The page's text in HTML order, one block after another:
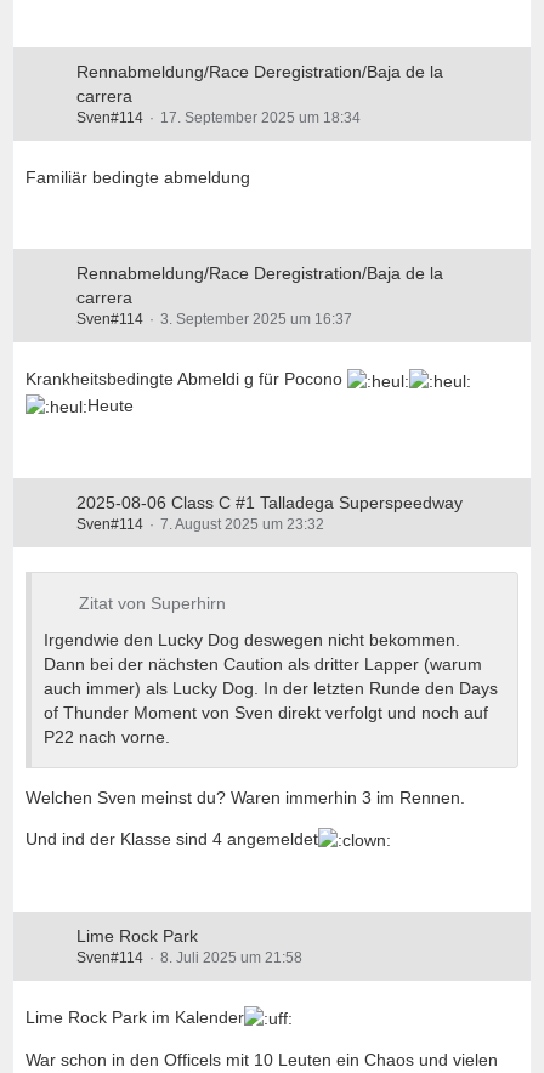
Rennabmeldung/Race Deregistration/Baja de la
carrera
Sven#114 17. September 2025 um 18:34
Familiär bedingte abmeldung
Rennabmeldung/Race Deregistration/Baja de la
carrera
Sven#114 3. September 2025 um 16:37
Krankheitsbedingte Abmeldi g für Pocono
Heute
2025-08-06 Class C #1 Talladega Superspeedway
Sven#114 7. August 2025 um 23:32
Zitat von Superhirn
Irgendwie den Lucky Dog deswegen nicht bekommen.
Dann bei der nächsten Caution als dritter Lapper (warum
auch immer) als Lucky Dog. In der letzten Runde den Days
of Thunder Moment von Sven direkt verfolgt und noch auf
P22 nach vorne.
Welchen Sven meinst du? Waren immerhin 3 im Rennen.
Und ind der Klasse sind 4 angemeldet
Lime Rock Park
Sven#114 8. Juli 2025 um 21:58
Lime Rock Park im Kalender
War schon in den Officels mit 10 Leuten ein Chaos und vielen